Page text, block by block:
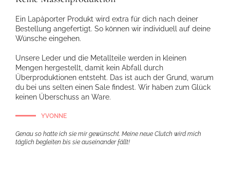
Ein Lapàporter Produkt wird extra für dich nach deiner
Bestellung angefertigt. So können wir individuell auf deine
Wünsche eingehen.
Unsere Leder und die Metallteile werden in kleinen
Mengen hergestellt, damit kein Abfall durch
Überproduktionen entsteht. Das ist auch der Grund, warum
du bei uns selten einen Sale findest. Wir haben zum Glück
keinen Überschuss an Ware.
YVONNE
Genau so hatte ich sie mir gewünscht. Meine neue Clutch wird mich
täglich begleiten bis sie auseinander fällt!